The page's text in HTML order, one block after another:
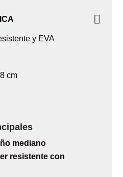
y EVA
cm
mediano
resistente con